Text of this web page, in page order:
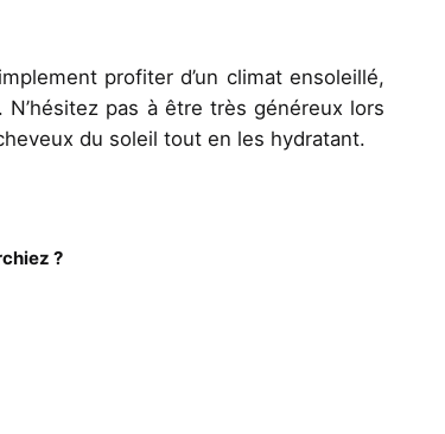
profiter d’un climat ensoleillé,
. N’hésitez pas à être très généreux lors
du soleil tout en les hydratant.
?